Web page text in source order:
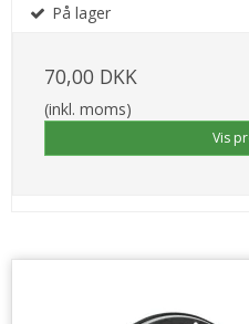
På lager
70,00 DKK
(inkl. moms)
Vis